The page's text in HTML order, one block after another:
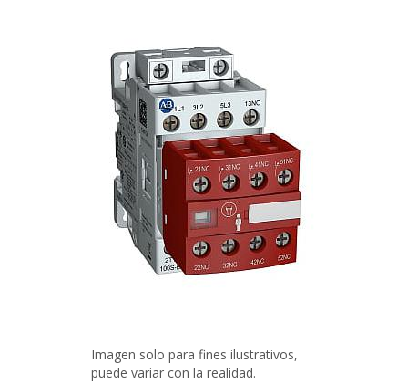
Imagen solo para fines ilustrativos,
puede variar con la realidad.